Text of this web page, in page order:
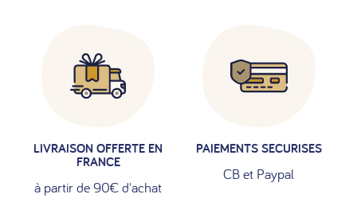
LIVRAISON OFFERTE EN
FRANCE
à partir de 90€ d'achat
PAIEMENTS SECURISES
CB et Paypal